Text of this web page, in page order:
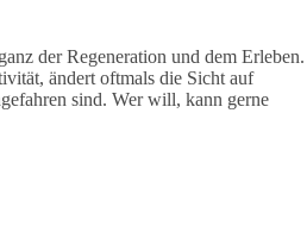
der Regeneration und dem Erleben.
ändert oftmals die Sicht auf
sind. Wer will, kann gerne